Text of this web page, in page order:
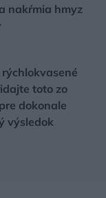
nakŕmia hmyz
toto zo
dokonale
výsledok